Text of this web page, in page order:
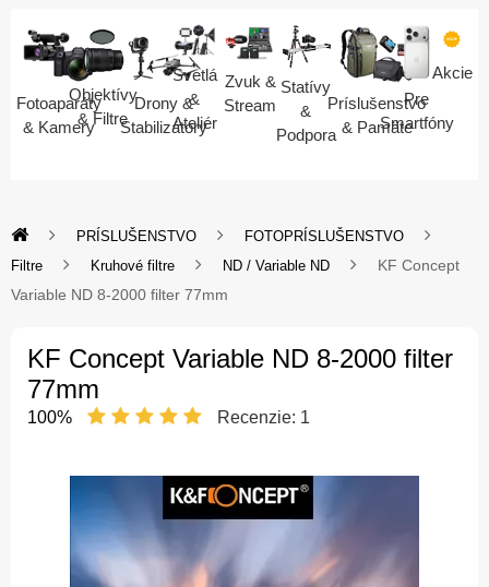
Fotoaparáty
& Kamery
Objektívy
& Filtre
Drony &
Stabilizátory
Svetlá
&
Ateliér
Zvuk &
Stream
Statívy
&
Podpora
Príslušenstvo
& Pamäte
Pre
Smartfóny
Akcie
PRÍSLUŠENSTVO
FOTOPRÍSLUŠENSTVO
Filtre
Kruhové filtre ND / Variable ND
KF Concept
Variable ND 8-2000 filter 77mm
KF Concept Variable ND 8-2000 filter
77mm
100% Recenzie: 1